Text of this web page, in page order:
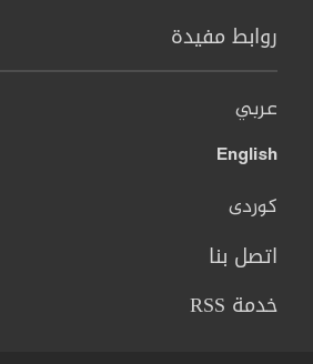
روابط مفيدة
عربي
English
کوردی
اتصل بنا
خدمة RSS